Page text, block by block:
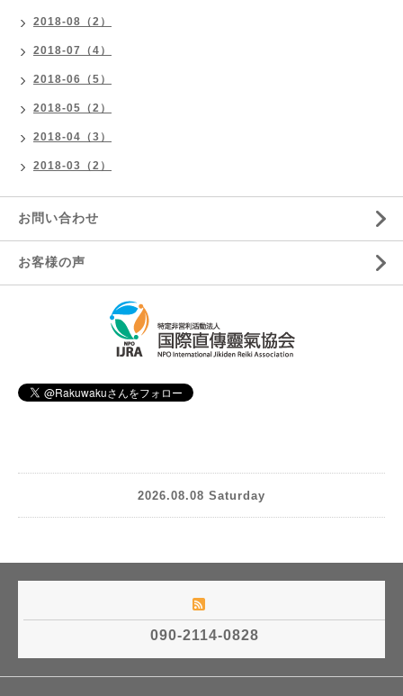
2018-08（2）
2018-07（4）
2018-06（5）
2018-05（2）
2018-04（3）
2018-03（2）
お問い合わせ
お客様の声
2026.08.08 Saturday
090-2114-0828